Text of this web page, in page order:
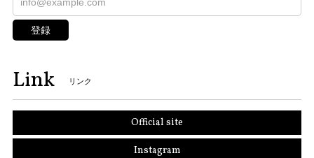
登録
Link リンク
Official site
Instagram